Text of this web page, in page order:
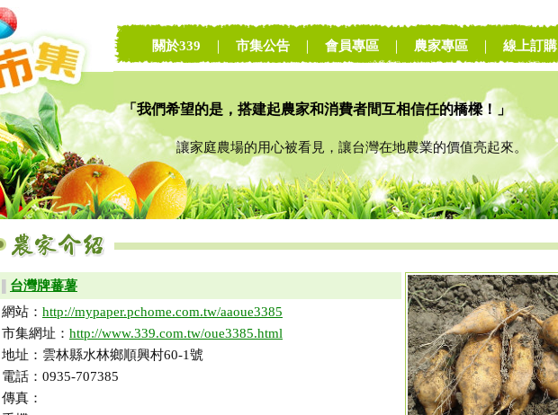
「我們希望的是，搭建起農家和消費者間互相信任的橋樑！」
讓家庭農場的用心被看見，讓台灣在地農業的價值亮起來。
關於339 市集公告 會員專區 農家專區 線上訂購
台灣牌蕃薯
網站： http://mypaper.pchome.com.tw/aaoue3385
市集網址： http://www.339.com.tw/oue3385.html
地址：雲林縣水林鄉順興村60-1號
電話：0935-707385
傳真：